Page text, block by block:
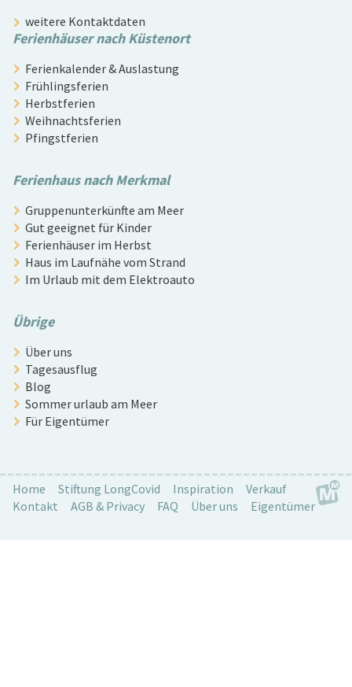
weitere Kontaktdaten
Ferienhäuser nach Küstenort
Ferienkalender & Auslastung
Frühlingsferien
Herbstferien
Weihnachtsferien
Pfingstferien
Ferienhaus nach Merkmal
Gruppenunterkünfte am Meer
Gut geeignet für Kinder
Ferienhäuser im Herbst
Haus im Laufnähe vom Strand
Im Urlaub mit dem Elektroauto
Übrige
Über uns
Tagesausflug
Blog
Sommer urlaub am Meer
Für Eigentümer
Home Stiftung LongCovid Inspiration
Verkauf
Kontakt
AGB & Privacy FAQ Über uns Eigentümer